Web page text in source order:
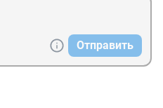
Отправить